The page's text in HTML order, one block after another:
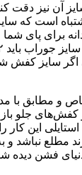
آن نیز دقت
است که
برای پای
و مطابق با
جلو باز
این کار
مطلع نباشد و
فشن دیده